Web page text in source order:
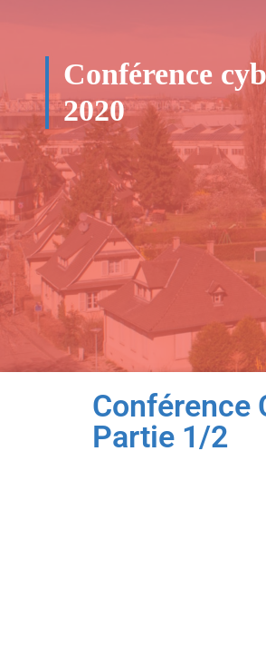
Conférence
2020
Conférence
Partie 1/2